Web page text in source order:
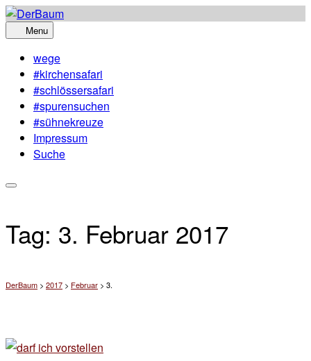
Skip
to
Menu
wege
#kirchensafari
#schlössersafari
#spurensuchen
#sühnekreuze
Impressum
Suche
Tag: 3. Februar 2017
DerBaum > 2017 > Februar > 3.